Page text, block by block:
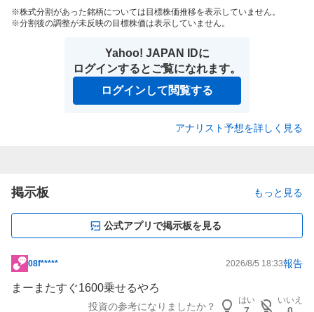
株式分割があった銘柄については目標株価推移を表示していません。
分割後の調整が未反映の目標株価は表示していません。
Yahoo! JAPAN IDに
ログインするとご覧になれます。
ログインして閲覧する
アナリスト予想を詳しく見る
掲示板 もっと見る
公式アプリで掲示板を見る
掲
示
08f***** 2026/8/5 18:33報告
まーまたすぐ1600乗せるやろ
投資の参考になりましたか？
はい いいえ